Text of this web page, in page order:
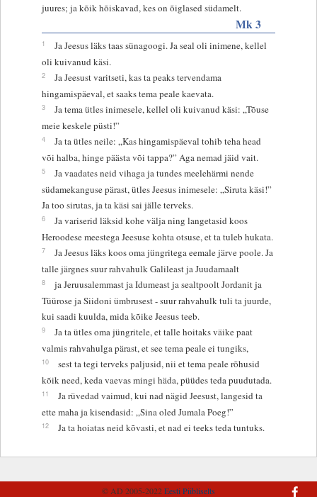
juures; ja kõik hõiskavad, kes on õiglased südamelt.
Mk 3
1
Ja Jeesus läks taas sünagoogi. Ja seal oli inimene, kellel
oli kuivanud käsi.
2
Ja Jeesust varitseti, kas ta peaks tervendama
hingamispäeval, et saaks tema peale kaevata.
3
Ja tema ütles inimesele, kellel oli kuivanud käsi: „Tõuse
meie keskele püsti!”
4
Ja ta ütles neile: „Kas hingamispäeval tohib teha head
või halba, hinge päästa või tappa?” Aga nemad jäid vait.
5
Ja vaadates neid vihaga ja tundes meelehärmi nende
südamekanguse pärast, ütles Jeesus inimesele: „Siruta käsi!”
Ja too sirutas, ja ta käsi sai jälle terveks.
6
Ja variserid läksid kohe välja ning langetasid koos
Heroodese meestega Jeesuse kohta otsuse, et ta tuleb hukata.
7
Ja Jeesus läks koos oma jüngritega eemale järve poole. Ja
talle järgnes suur rahvahulk Galileast ja Juudamaalt
8
ja Jeruusalemmast ja Idumeast ja sealtpoolt Jordanit ja
Tüürose ja Siidoni ümbrusest - suur rahvahulk tuli ta juurde,
kui saadi kuulda, mida kõike Jeesus teeb.
9
Ja ta ütles oma jüngritele, et talle hoitaks väike paat
valmis rahvahulga pärast, et see tema peale ei tungiks,
10
sest ta tegi terveks paljusid, nii et tema peale rõhusid
kõik need, keda vaevas mingi häda, püüdes teda puudutada.
11
Ja rüvedad vaimud, kui nad nägid Jeesust, langesid ta
ette maha ja kisendasid: „Sina oled Jumala Poeg!”
12 Ja ta hoiatas neid kõvasti, et nad ei teeks teda tuntuks.
© AD 2005-2022Eesti Piibliselts